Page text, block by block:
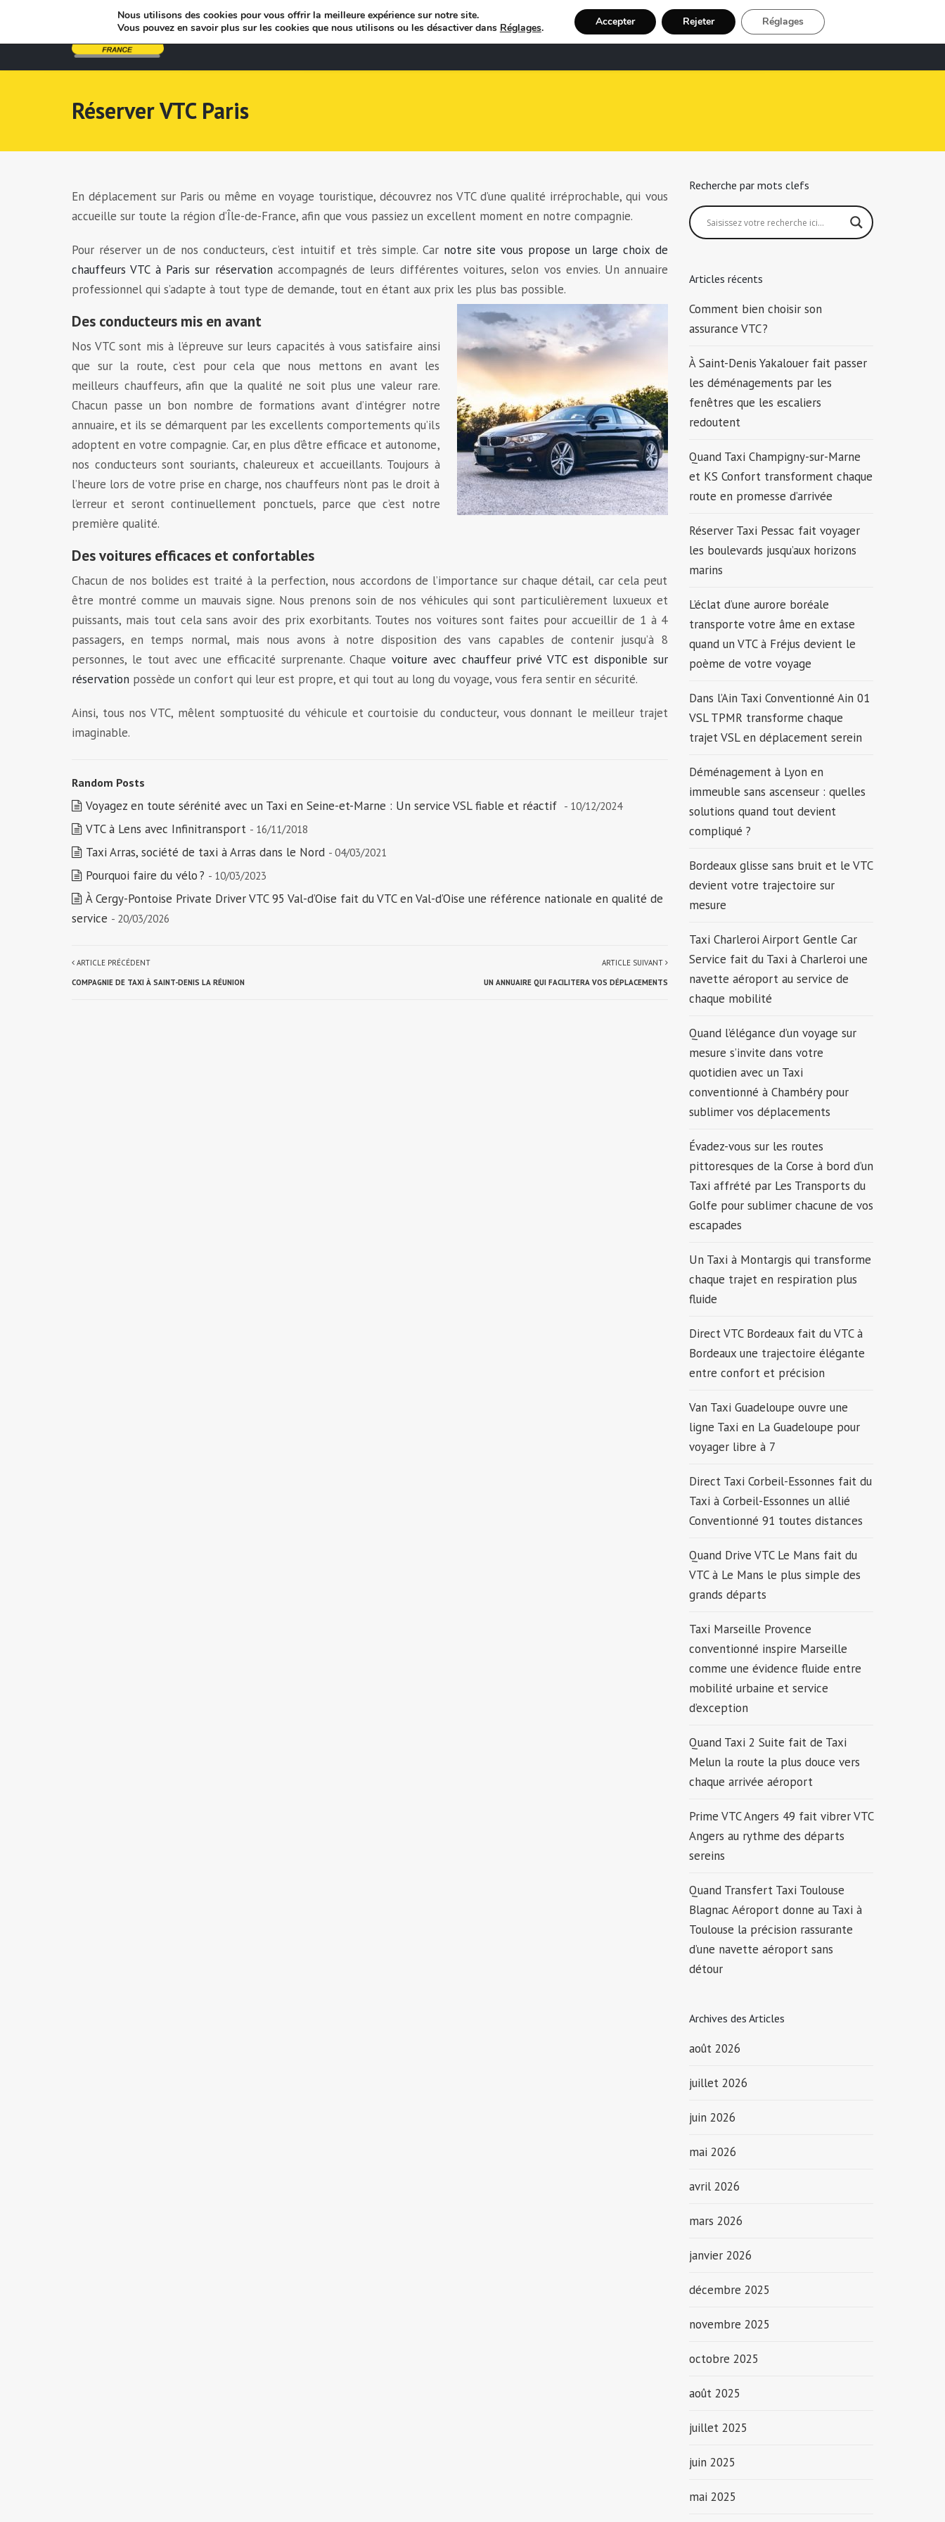
Bienvenue Recherche Chauffeur Taxi Inscription
Réserver VTC Paris
En déplacement sur Paris ou même en voyage touristique, découvrez nos VTC d’une qualité irréprochable, qui vous
accueille sur toute la région d’Île-de-France, afin que vous passiez un excellent moment en notre compagnie.
Pour réserver un de nos conducteurs, c’est intuitif et très simple. Car notre site vous propose un large choix de
chauffeurs VTC à Paris sur réservationaccompagnés de leurs différentes voitures, selon vos envies. Un annuaire
professionnel qui s’adapte à tout type de demande, tout en étant aux prix les plus bas possible.
Des conducteurs mis en avant
Nos VTC sont mis à l’épreuve sur leurs capacités à vous satisfaire ainsi
que sur la route, c’est pour cela que nous mettons en avant les
meilleurs chauffeurs, afin que la qualité ne soit plus une valeur rare.
Chacun passe un bon nombre de formations avant d’intégrer notre
annuaire, et ils se démarquent par les excellents comportements qu’ils
adoptent en votre compagnie. Car, en plus d’être efficace et autonome,
nos conducteurs sont souriants, chaleureux et accueillants. Toujours à
l’heure lors de votre prise en charge, nos chauffeurs n’ont pas le droit à
l’erreur et seront continuellement ponctuels, parce que c’est notre
première qualité.
Des voitures efficaces et confortables
Chacun de nos bolides est traité à la perfection, nous accordons de l’importance sur chaque détail, car cela peut
être montré comme un mauvais signe. Nous prenons soin de nos véhicules qui sont particulièrement luxueux et
puissants, mais tout cela sans avoir des prix exorbitants. Toutes nos voitures sont faites pour accueillir de 1 à 4
passagers, en temps normal, mais nous avons à notre disposition des vans capables de contenir jusqu’à 8
personnes, le tout avec une efficacité surprenante. Chaquevoiture avec chauffeur privé VTC est disponible sur
réservation possède un confort qui leur est propre, et qui tout au long du voyage, vous fera sentir en sécurité.
Ainsi, tous nos VTC, mêlent somptuosité du véhicule et courtoisie du conducteur, vous donnant le meilleur trajet
imaginable.
Random Posts
Voyagez en toute sérénité avec un Taxi en Seine-et-Marne : Un service VSL fiable et réactif - 10/12/2024
VTC à Lens avec Infinitransport - 16/11/2018
Taxi Arras, société de taxi à Arras dans le Nord - 04/03/2021
Pourquoi faire du vélo ? - 10/03/2023
À Cergy-Pontoise Private Driver VTC 95 Val-d’Oise fait du VTC en Val-d’Oise une référence nationale en qualité de
service - 20/03/2026
ARTICLE PRÉCÉDENT
COMPAGNIE DE TAXI À SAINT-DENIS LA RÉUNION
ARTICLE SUIVANT
UN ANNUAIRE QUI FACILITERA VOS DÉPLACEMENTS
Recherche par mots clefs
Articles récents
Comment bien choisir son
assurance VTC ?
À Saint-Denis Yakalouer fait passer
les déménagements par les
fenêtres que les escaliers
redoutent
Quand Taxi Champigny-sur-Marne
et KS Confort transforment chaque
route en promesse d’arrivée
Réserver Taxi Pessac fait voyager
les boulevards jusqu’aux horizons
marins
L’éclat d’une aurore boréale
transporte votre âme en extase
quand un VTC à Fréjus devient le
poème de votre voyage
Dans l’Ain Taxi Conventionné Ain 01
VSL TPMR transforme chaque
trajet VSL en déplacement serein
Déménagement à Lyon en
immeuble sans ascenseur : quelles
solutions quand tout devient
compliqué ?
Bordeaux glisse sans bruit et le VTC
devient votre trajectoire sur
mesure
Taxi Charleroi Airport Gentle Car
Service fait du Taxi à Charleroi une
navette aéroport au service de
chaque mobilité
Quand l’élégance d’un voyage sur
mesure s’invite dans votre
quotidien avec un Taxi
conventionné à Chambéry pour
sublimer vos déplacements
Évadez-vous sur les routes
pittoresques de la Corse à bord d’un
Taxi affrété par Les Transports du
Golfe pour sublimer chacune de vos
escapades
Un Taxi à Montargis qui transforme
chaque trajet en respiration plus
fluide
Direct VTC Bordeaux fait du VTC à
Bordeaux une trajectoire élégante
entre confort et précision
Van Taxi Guadeloupe ouvre une
ligne Taxi en La Guadeloupe pour
voyager libre à 7
Direct Taxi Corbeil-Essonnes fait du
Taxi à Corbeil-Essonnes un allié
Conventionné 91 toutes distances
Quand Drive VTC Le Mans fait du
VTC à Le Mans le plus simple des
grands départs
Taxi Marseille Provence
conventionné inspire Marseille
comme une évidence fluide entre
mobilité urbaine et service
d’exception
Quand Taxi 2 Suite fait de Taxi
Melun la route la plus douce vers
chaque arrivée aéroport
Prime VTC Angers 49 fait vibrer VTC
Angers au rythme des départs
sereins
Quand Transfert Taxi Toulouse
Blagnac Aéroport donne au Taxi à
Toulouse la précision rassurante
d’une navette aéroport sans
détour
Archives des Articles
août 2026
juillet 2026
juin 2026
mai 2026
avril 2026
mars 2026
janvier 2026
décembre 2025
novembre 2025
octobre 2025
août 2025
juillet 2025
juin 2025
mai 2025
Nous utilisons des cookies pour vous offrir la meilleure expérience sur notre site.
Vous pouvez en savoir plus sur les cookies que nous utilisons ou les désactiver dans Réglages. Accepter Rejeter Réglages